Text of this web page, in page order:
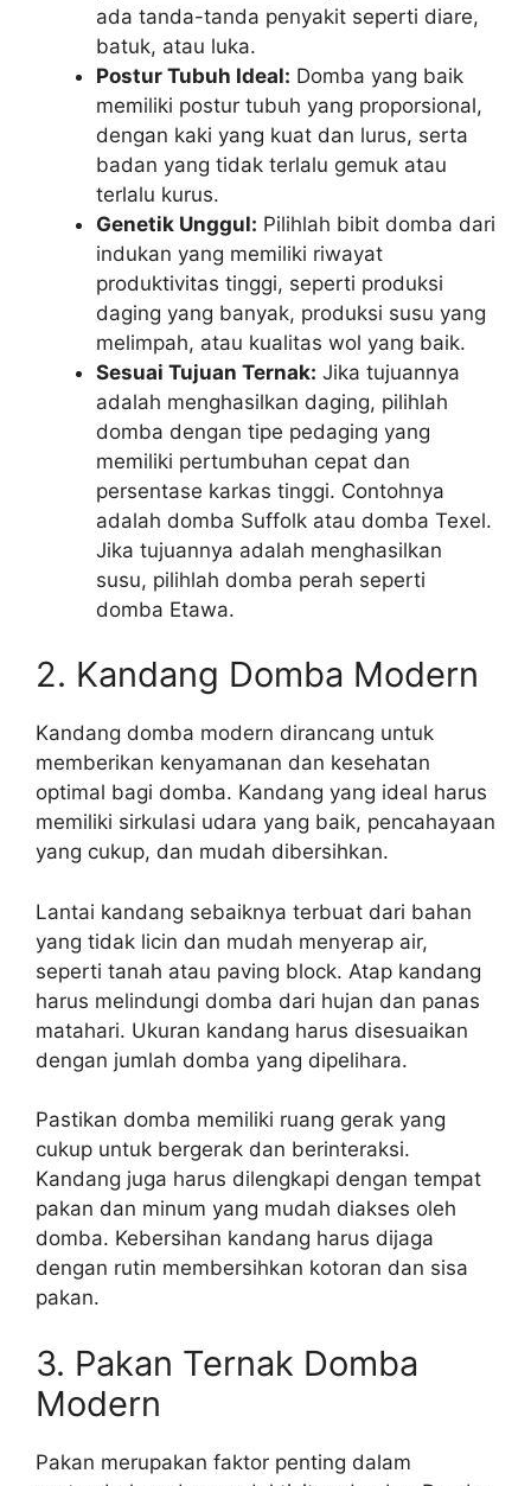
ada tanda-tanda penyakit seperti diare,
batuk, atau luka.
Postur Tubuh Ideal: Domba yang baik
memiliki postur tubuh yang proporsional,
dengan kaki yang kuat dan lurus, serta
badan yang tidak terlalu gemuk atau
terlalu kurus.
Genetik Unggul: Pilihlah bibit domba dari
indukan yang memiliki riwayat
produktivitas tinggi, seperti produksi
daging yang banyak, produksi susu yang
melimpah, atau kualitas wol yang baik.
Sesuai Tujuan Ternak: Jika tujuannya
adalah menghasilkan daging, pilihlah
domba dengan tipe pedaging yang
memiliki pertumbuhan cepat dan
persentase karkas tinggi. Contohnya
adalah domba Suffolk atau domba Texel.
Jika tujuannya adalah menghasilkan
susu, pilihlah domba perah seperti
domba Etawa.
2. Kandang Domba Modern
Kandang domba modern dirancang untuk
memberikan kenyamanan dan kesehatan
optimal bagi domba. Kandang yang ideal harus
memiliki sirkulasi udara yang baik, pencahayaan
yang cukup, dan mudah dibersihkan.
Lantai kandang sebaiknya terbuat dari bahan
yang tidak licin dan mudah menyerap air,
seperti tanah atau paving block. Atap kandang
harus melindungi domba dari hujan dan panas
matahari. Ukuran kandang harus disesuaikan
dengan jumlah domba yang dipelihara.
Pastikan domba memiliki ruang gerak yang
cukup untuk bergerak dan berinteraksi.
Kandang juga harus dilengkapi dengan tempat
pakan dan minum yang mudah diakses oleh
domba. Kebersihan kandang harus dijaga
dengan rutin membersihkan kotoran dan sisa
pakan.
3. Pakan Ternak Domba
Modern
Pakan merupakan faktor penting dalam